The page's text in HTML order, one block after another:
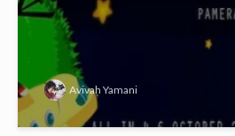
Avivah Yamani